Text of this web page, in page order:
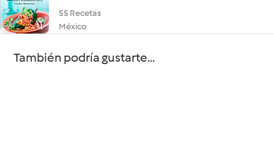
55 Recetas
México
También podría gustarte...